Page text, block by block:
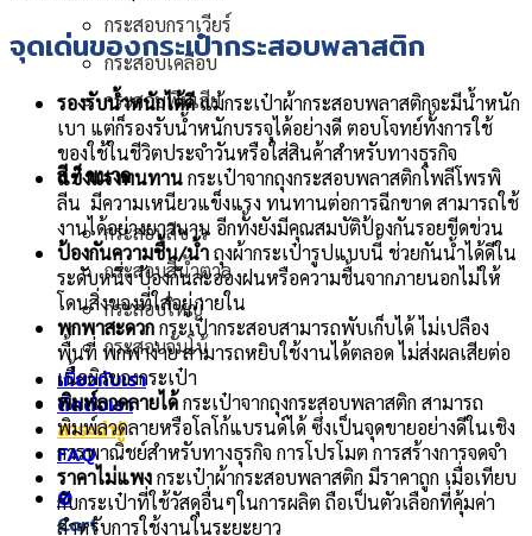
กระสอบกราเวียร์
กระสอบเคลือบ
กระสอบพิมเสีย
สี / ขนาด
กระสอบสีขาว
กระสอบสีน้ำตาล
กระสอบใหญ่
กระสอบจัมโบ้
เกี่ยวกับเรา
ติดต่อเรา
สาระน่ารู้
FAQ
0
Cart
จุดเด่นของกระเป๋ากระสอบพลาสติก
รองรับน้ำหนักได้ดีแม้กระเป๋าผ้ากระสอบพลาสติกจะมีน้ำหนัก
เบา แต่ก็รองรับน้ำหนักบรรจุได้อย่างดี ตอบโจทย์ทั้งการใช้
ของใช้ในชีวิตประจำวันหรือใส่สินค้าสำหรับทางธุรกิจ
แข็งแรงทนทานกระเป๋าจากถุงกระสอบพลาสติกโพลีโพรพิ
ลีน มีความเหนียวแข็งแรง ทนทานต่อการฉีกขาด สามารถใช้
งานได้อย่างยาวนาน อีกทั้งยังมีคุณสมบัติป้องกันรอยขีดข่วน
ป้องกันความชื้น/น้ำถุงผ้ากระเป๋ารูปแบบนี้ ช่วยกันน้ำได้ดีใน
ระดับหนึ่ง ป้องกันละอองฝนหรือความชื้นจากภายนอกไม่ให้
โดนสิ่งของที่ใส่อยู่ภายใน
พกพาสะดวกกระเป๋ากระสอบสามารถพับเก็บได้ ไม่เปลือง
พื้นที่ พกพาง่าย สามารถหยิบใช้งานได้ตลอด ไม่ส่งผลเสียต่อ
เนื้อผิวของกระเป๋า
พิมพ์ลวดลายได้กระเป๋าจากถุงกระสอบพลาสติก สามารถ
พิมพ์ลวดลายหรือโลโก้แบรนด์ได้ ซึ่งเป็นจุดขายอย่างดีในเชิง
การพาณิชย์สำหรับทางธุรกิจ การโปรโมต การสร้างการจดจำ
ราคาไม่แพงกระเป๋าผ้ากระสอบพลาสติก มีราคาถูก เมื่อเทียบ
กับกระเป๋าที่ใช้วัสดุอื่นๆในการผลิต ถือเป็นตัวเลือกที่คุ้มค่า
สำหรับการใช้งานในระยะยาว